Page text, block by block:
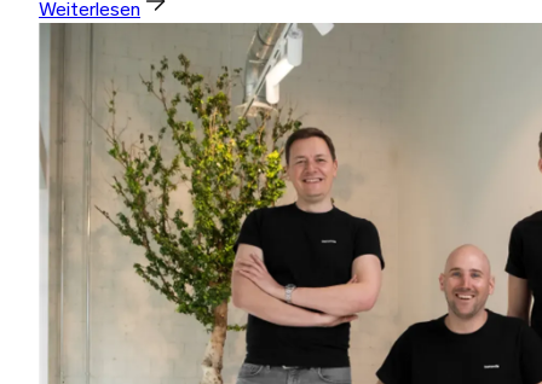
Weiterlesen